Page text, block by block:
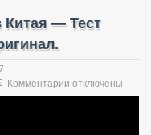
Китая — Тест
Комментарии к
записи
отключены